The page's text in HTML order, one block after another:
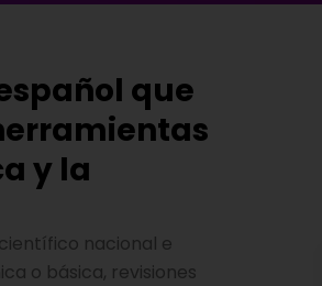
que
y la
nacional e
o básica, revisiones